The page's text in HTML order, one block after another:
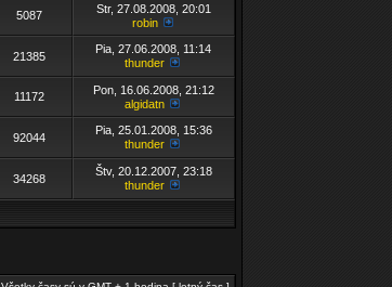
5087
Str, 27.08.2008, 20:01
robin
21385
Pia, 27.06.2008, 11:14
thunder
11172
Pon, 16.06.2008, 21:12
algidatn
92044
Pia, 25.01.2008, 15:36
thunder
34268
Štv, 20.12.2007, 23:18
thunder